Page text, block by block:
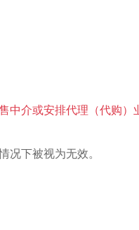
中介或安排代理（代购）
下被视为无效。